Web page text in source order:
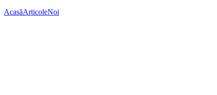
AcasăArticoleNoi